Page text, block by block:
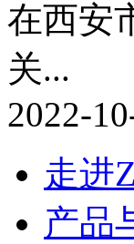
在西安
关...
2022-
走进
产品